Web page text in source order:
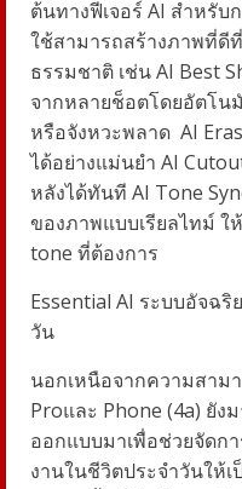
ต้นทางฟีเจอร์ AI สำหรับ
ใช้สามารถสร้างภาพที่ดี
ธรรมชาติ เช่นAI Best
จากหลายช็อตโดยอัตโ
หรือจังหวะพลาด AI
ได้อย่างแม่นยำ AI
หลังได้ทันที AI Tone
ของภาพแบบเรียลไทม์ ใ
tone ที่ต้องการ
Essential AI ระบบอัจฉริ
วัน
นอกเหนือจากความสาม
Proและ Phone (4a) ยัง
ออกแบบมาเพื่อช่วยจัดก
งานในชีวิตประจำวันให้เ